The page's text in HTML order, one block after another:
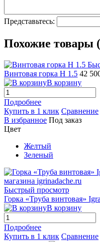
Представьтесь:
Похожие товары
Винтовая горка H 1.5 42
В корзину
Подробнее
Купить в 1 клик Сравнение
В избранное Под заказ
Цвет
Желтый
Зеленый
Быстрый просмотр
Горка «Труба винтовая»
В корзину
Подробнее
Купить в 1 клик Сравнение